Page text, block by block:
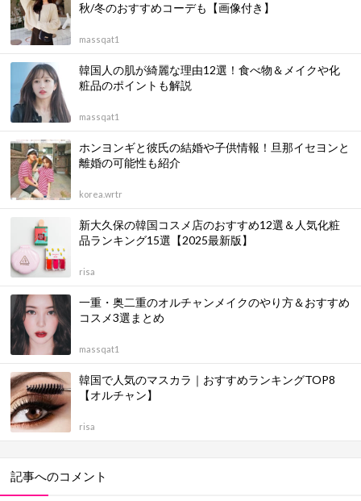
秋/冬のおすすめコーデも【画像付き】
massqat1
韓国人の肌が綺麗な理由12選！食べ物＆メイクや化
粧品のポイントも解説
massqat1
ホンヨンギと彼氏の結婚や子供情報！旦那イセヨンと
離婚の可能性も紹介
korea.wrtr
新大久保の韓国コスメ店のおすすめ12選＆人気化粧
品ランキング15選【2025最新版】
risa
一重・奥二重のオルチャンメイクのやり方＆おすすめ
コスメ3選まとめ
massqat1
韓国で人気のマスカラ｜おすすめランキングTOP8
【オルチャン】
risa
記事へのコメント